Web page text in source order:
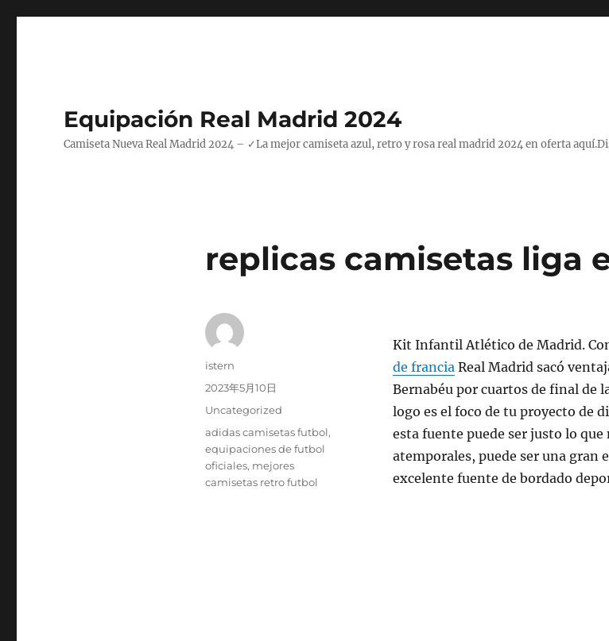
Equipación Real Madrid 2024
Camiseta Nueva Real Madrid 2024 – ✓La mejor camiseta azul, retro y rosa real madrid 2024 en oferta
replicas camisetas liga
Kit Infantil Atlético de Madrid.
de francia Real Madrid sacó
Bernabéu por cuartos de final de
logo es el foco de tu proyecto de
esta fuente puede ser justo lo
atemporales, puede ser una gran
excelente fuente de bordado
Autor
istern
Publicado
2023年5月10日
Categorías
Uncategorized
Etiquetas
adidas camisetas futbol,
equipaciones de futbol
oficiales, mejores
camisetas retro futbol